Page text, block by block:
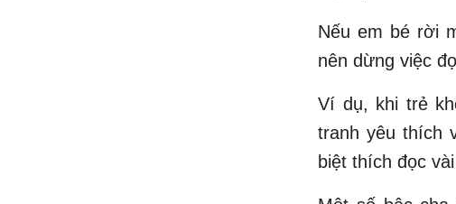
Nếu em bé rời
nên dừng việc
Ví dụ, khi trẻ
tranh yêu thích
biệt thích đọc